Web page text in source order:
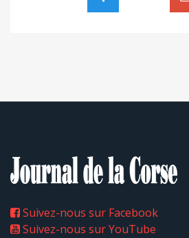
Suivez-nous sur Facebook
Suivez-nous sur YouTube